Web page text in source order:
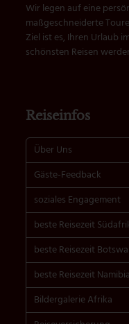
Wir legen auf eine
maßgeschneiderte
Ziel ist es, Ihren Urlaub
schönsten Reisen
Reiseinfos
Über Uns
Gäste-Feedback
soziales Engagement
beste Reisezeit
beste Reisezeit
beste Reisezeit Namibia
Bildergalerie Afrika